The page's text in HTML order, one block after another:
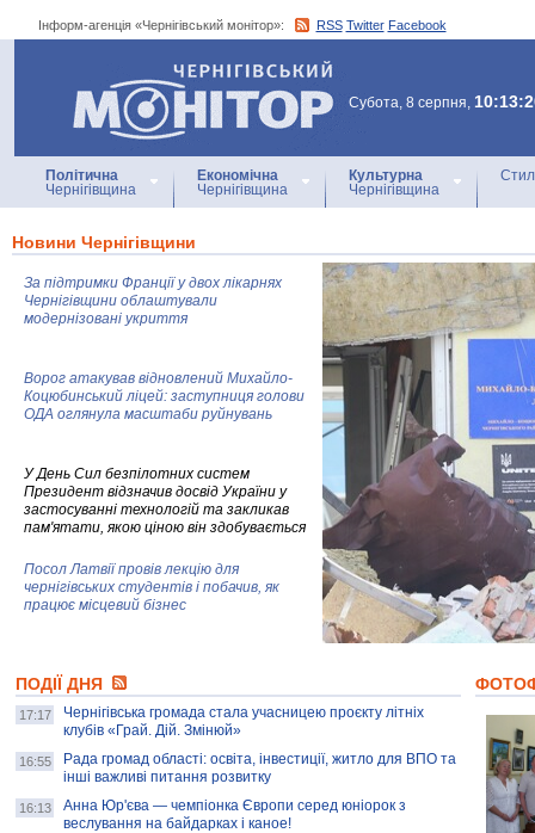
Інформ-агенція «Чернігівський монітор»: RSS Twitter Facebook
Інформ-агенція
«Чернігівський монітор»
Субота, 8 серпня,
Політична
Чернігівщина
Економічна
Чернігівщина
Культурна
Чернігівщина
Новини Чернігівщини
За підтримки Франції у двох лікарнях
Чернігівщини облаштували
модернізовані укриття
Ворог атакував відновлений Михайло-
Коцюбинський ліцей: заступниця голови
ОДА оглянула масштаби руйнувань
У День Сил безпілотних систем
Президент відзначив досвід України у
застосуванні технологій та закликав
пам'ятати, якою ціною він здобувається
Посол Латвії провів лекцію для
чернігівських студентів і побачив, як
працює місцевий бізнес
колекцію про війну, емоції та тварин
AB InBev Efes Україна підтримала
навчальний проєкт "Молодіжна бізнес-
школа", спрямований на розвиток
підприємництва у Чернігівській області
ПОДІЇ ДНЯ
17:17
Чернігівська громада стала учасницею проєкту літніх
клубів «Грай. Дій. Змінюй»
16:55
Рада громад області: освіта, інвестиції, житло для ВПО та
інші важливі питання розвитку
16:13
Анна Юр'єва — чемпіонка Європи серед юніорок з
веслування на байдарках і каное!